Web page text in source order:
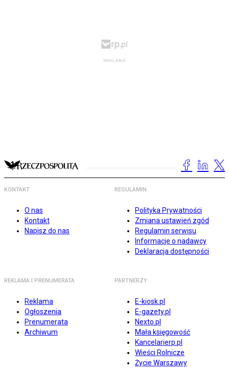
KONTAKT
O nas
Kontakt
Napisz do nas
REGULAMIN
Polityka Prywatności
Zmiana ustawień zgód
Regulamin serwisu
Informacje o nadawcy
Deklaracja dostępności
REKLAMA I PRENUMERATA
Reklama
Ogłoszenia
Prenumerata
Archiwum
PARTNERZY
E-kiosk.pl
E-gazety.pl
Nexto.pl
Mała księgowość
Kancelarierp.pl
Wieści Rolnicze
Życie Warszawy